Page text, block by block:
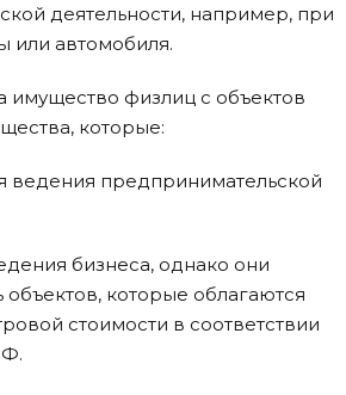
деятельности, например, при
или автомобиля.
имущество физлиц с объектов
которые:
ведения предпринимательской
бизнеса, однако они
объектов, которые облагаются
стоимости в соответствии